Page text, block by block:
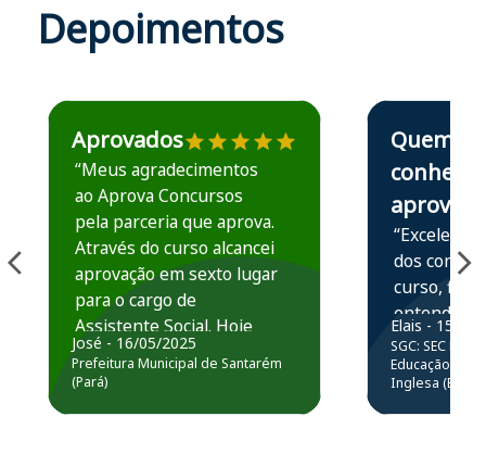
Depoimentos
Estudante José recomenda o Aprova Concursos em
Aprovados
“Meus agradecimentos
ao Aprova Concursos
pela parceria que aprova.
Através do curso alcancei
aprovação em sexto lugar
para o cargo de
Assistente Social. Hoje
estou atuando na
Prefeitura de Santarém.
José - 16/05/2025
Prefeitura Municipal de Santarém
(Pará)
Estudante Elais
Quem
conhece,
aprova
“Excelente
dos
curso,
entender e
prática
resolução
questões.”
Elais - 15/07/
SGC: SEC BA
Educação
Inglesa (Edital